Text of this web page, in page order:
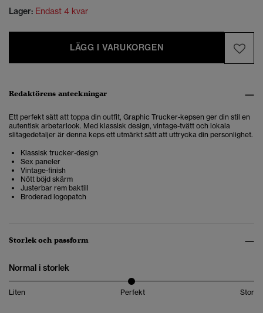
Lager: Endast 4 kvar
LÄGG I VARUKORGEN
Redaktörens anteckningar
Ett perfekt sätt att toppa din outfit, Graphic Trucker-kepsen ger din stil en
autentisk arbetarlook. Med klassisk design, vintage-tvätt och lokala
slitagedetaljer är denna keps ett utmärkt sätt att uttrycka din personlighet.
Klassisk trucker-design
Sex paneler
Vintage-finish
Nött böjd skärm
Justerbar rem baktill
Broderad logopatch
Storlek och passform
Normal i storlek
Liten Perfekt Stor